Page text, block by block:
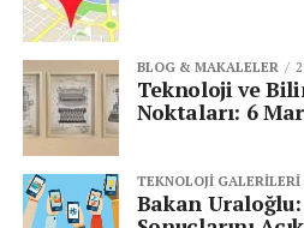
KATEGORİLER:
|Milli Teknoloji Haberleri|
BLOG & MAKALELER
Teknoloji ve
Noktaları: 6
TEKNOLOJI GALERILERI
Bakan Uraloğlu: